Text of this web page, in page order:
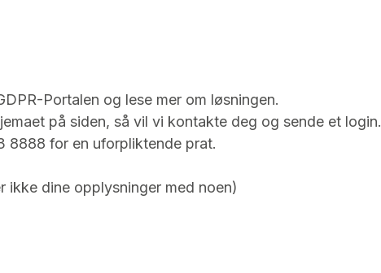
Portalen og lese mer om løsningen.
på siden, så vil vi kontakte deg og sende et login.
8888 for en uforpliktende prat.
ikke dine opplysninger med noen)